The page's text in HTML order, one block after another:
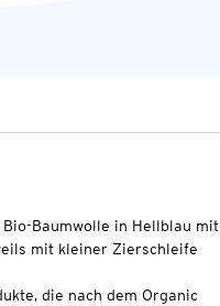
Baumwolle in Hellblau mit
mit kleiner Zierschleife
die nach dem Organic